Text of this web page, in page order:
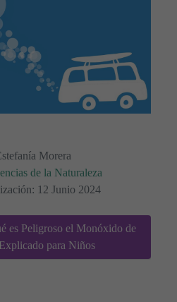
Morera
de la Naturaleza
12 Junio 2024
es Peligroso el Monóxido de
para Niños